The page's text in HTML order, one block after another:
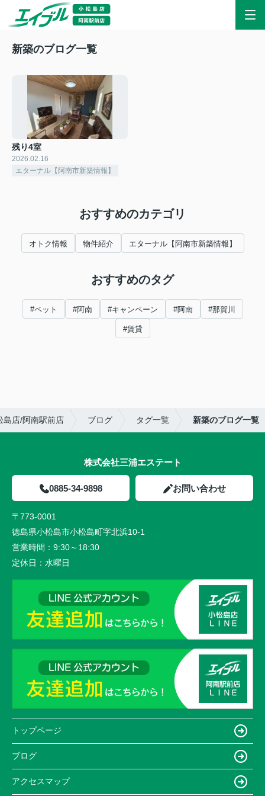
新築のブログ一覧
残り4室
2026.02.16
エターナル【阿南市新築情報】
おすすめのカテゴリ
オトク情報 物件紹介 エターナル【阿南市新築情報】
おすすめのタグ
#ペット #阿南 #キャンペーン #阿南 #那賀川
#賃貸
島店/阿南駅前店 ブログ タグ一覧 新築のブログ一覧
株式会社三浦エステート
0885-34-9898 お問い合わせ
〒773-0001
徳島県小松島市小松島町字北浜10-1
営業時間： 9:30～18:30
定休日： 水曜日
トップページ
ブログ
アクセスマップ